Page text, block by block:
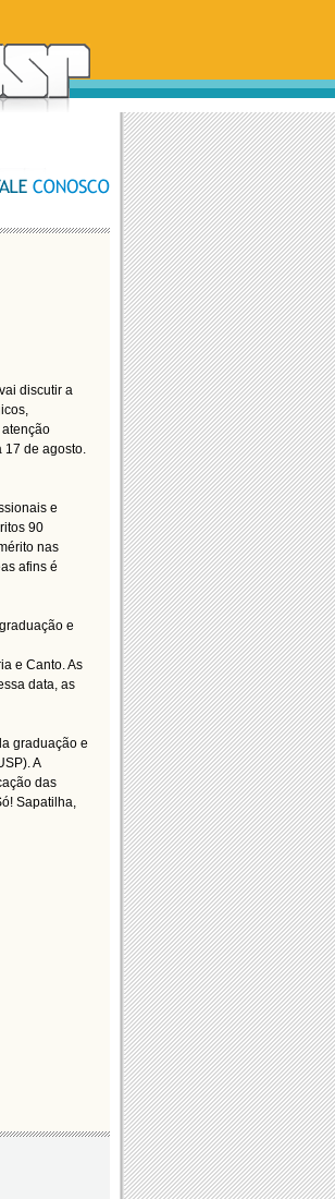
discutir a
de agosto.
e
90
nas
afins é
e
e Canto. As
data, as
graduação e
A
das
Sapatilha,